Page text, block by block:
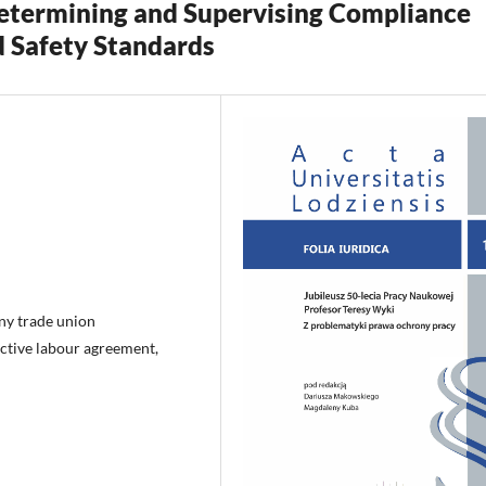
and Supervising Compliance
Standards
trade union
labour agreement,